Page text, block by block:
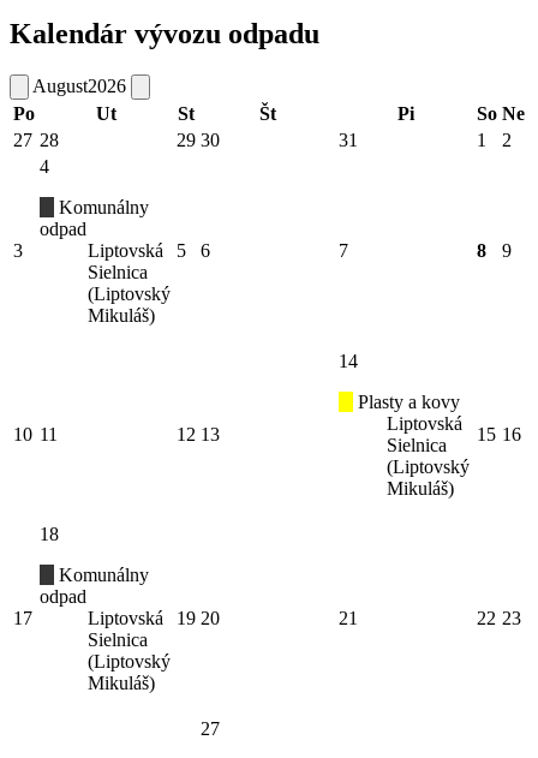
Kalendár vývozu odpadu
August2026
Po
Ut St Št Pi So Ne
27 28 29 30 31 1 2
3
4
Komunálny
odpad
Liptovská
Sielnica
(Liptovský
Mikuláš)
5 6 7 8 9
10 11 12 13
14
Plasty a kovy
Liptovská
Sielnica
(Liptovský
Mikuláš)
15 16
17
18
Komunálny
odpad
Liptovská
Sielnica
(Liptovský
Mikuláš)
19 20 21 22 23
27